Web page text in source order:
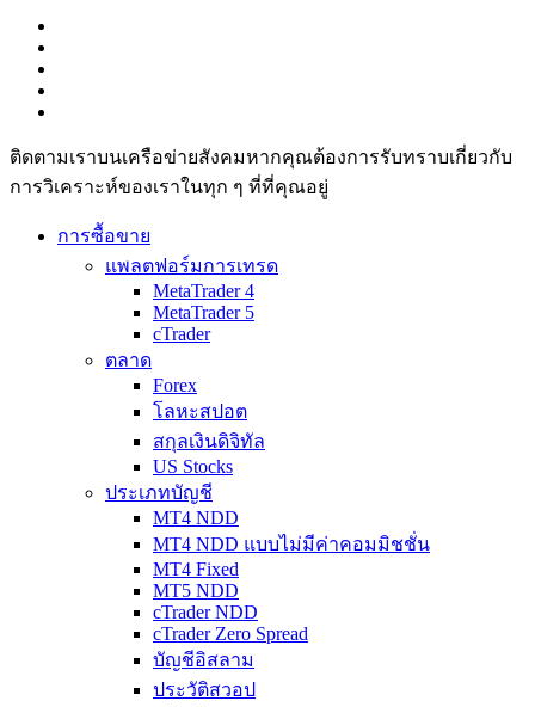
ติดตามเราบนเครือข่ายสังคมหากคุณต้องการรับทราบเกี่ยวกับ
การวิเ­คราะห์ของเราในทุก ๆ ที่ที่คุณอยู่
การซื้อขาย
แพลตฟอร์มการเทรด
MetaTrader 4
MetaTrader 5
cTrader
ตลาด
Forex
โลหะสปอต
สกุลเงินดิจิทัล
US Stocks
ประเภทบัญชี
MT4 NDD
MT4 NDD แบบไม่มีค่าคอมมิชชั่น
MT4 Fixed
MT5 NDD
cTrader NDD
cTrader Zero Spread
บัญชีอิสลาม
ประวัติสวอป